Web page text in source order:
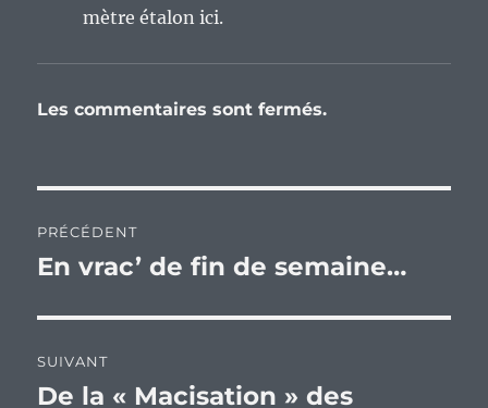
mètre étalon ici.
Les commentaires sont fermés.
de
PRÉCÉDENT
Publication
En vrac’ de fin de semaine…
SUIVANT
Publication
De la « Macisation » des